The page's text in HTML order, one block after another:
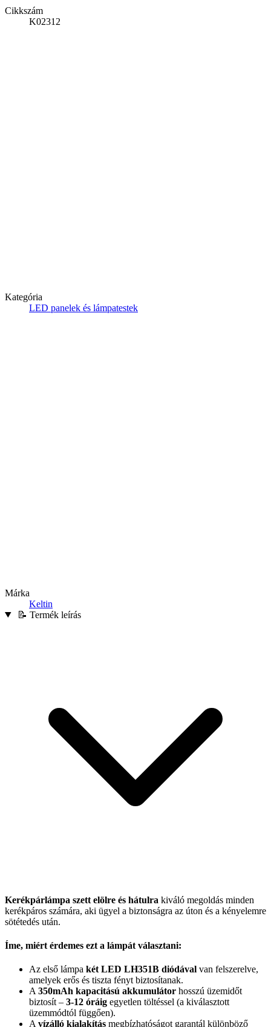
Cikkszám
K02312
Kategória
LED panelek és lámpatestek
Márka
Keltin
📝 Termék leírás
Kerékpárlámpa szett elölre és hátulra kiváló megoldás minden
kerékpáros számára, aki ügyel a biztonságra az úton és a kényelemre
sötétedés után.
Íme, miért érdemes ezt a lámpát választani:
Az első lámpa két LED LH351B diódával van felszerelve,
amelyek erős és tiszta fényt biztosítanak.
A350mAh kapacitású akkumulátor hosszú üzemidőt
biztosít – 3-12 óráig egyetlen töltéssel (a kiválasztott
üzemmódtól függően).
Avízálló kialakítás megbízhatóságot garantál különböző